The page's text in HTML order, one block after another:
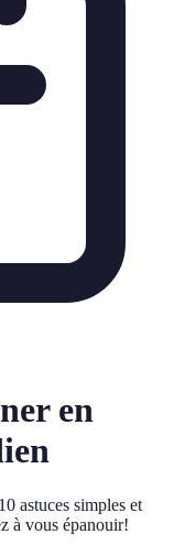
en
astuces simples et
à vous épanouir!